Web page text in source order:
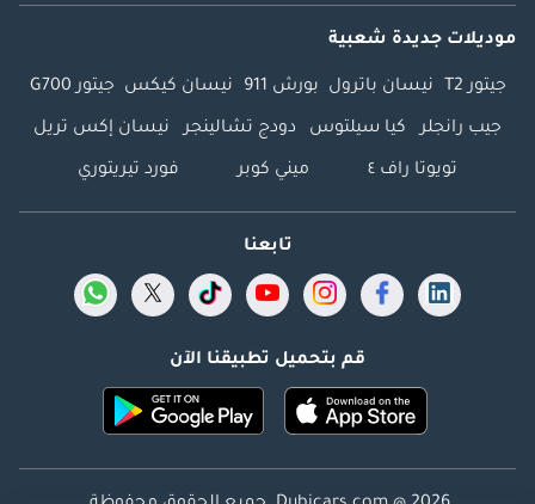
موديلات جديدة شعبية
جيتور T2 نيسان باترول بورش 911 نيسان كيكس جيتور G700
جيب رانجلر كيا سيلتوس دودج تشالينجر نيسان إكس تريل
تويوتا راف ٤ ميني كوبر فورد تيريتوري
تابعنا
قم بتحميل تطبيقنا الآن